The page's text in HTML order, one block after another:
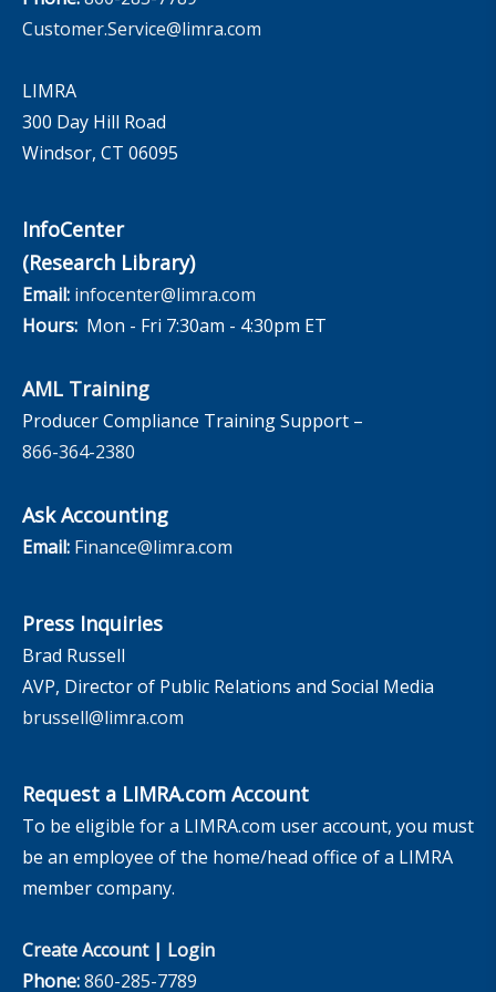
Customer.Service@limra.com
LIMRA
300 Day Hill Road
Windsor, CT 06095
InfoCenter
(Research Library)
Email: infocenter@limra.com
Hours: Mon - Fri 7:30am - 4:30pm ET
AML Training
Producer Compliance Training Support –
866-364-2380
Ask Accounting
Email: Finance@limra.com
Press Inquiries
Brad Russell
AVP, Director of Public Relations and Social Media
brussell@limra.com
Request a LIMRA.com Account
To be eligible for a LIMRA.com user account, you must
be an employee of the home/head office of a LIMRA
member company.
Create Account| Login
Phone:860-285-7789